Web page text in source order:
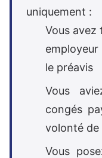
uniquement :
Vous
le préavis
Vous
congés
volonté de
Vous